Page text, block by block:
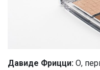
Давиде Фрицци: О,